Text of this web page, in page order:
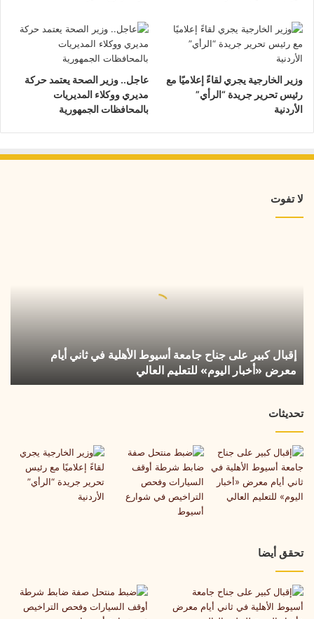
وزير الخارجية يجري لقاءً إعلاميًا مع
رئيس تحرير جريدة “الرأي”
الأردنية
عاجل.. وزير الصحة يعتمد حركة
مديري ووكلاء المديريات
بالمحافظات الجمهورية
لا تفوت
ثاني
أيام
معرض
اليوم»
العالي
إقبال كبير على جناح جامعة أسيوط الأهلية في ثاني أيام
معرض «أخبار اليوم» للتعليم العالي
تحديثات
تحقق أيضا